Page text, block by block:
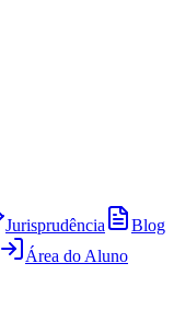
Jurisprudência
Blog
Área do Aluno